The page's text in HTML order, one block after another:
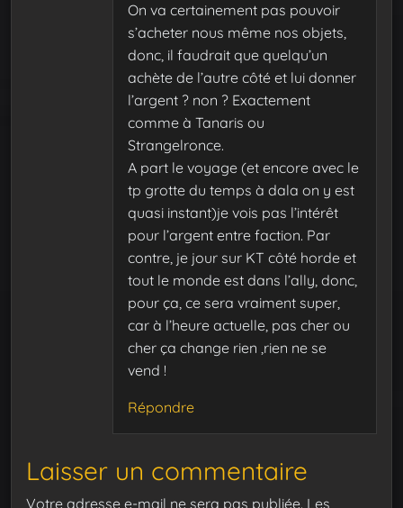
On va certainement pas pouvoir
s’acheter nous même nos objets,
donc, il faudrait que quelqu’un
achète de l’autre côté et lui donner
l’argent ? non ? Exactement
comme à Tanaris ou
Strangelronce.
A part le voyage (et encore avec le
tp grotte du temps à dala on y est
quasi instant)je vois pas l’intérêt
pour l’argent entre faction. Par
contre, je jour sur KT côté horde et
tout le monde est dans l’ally, donc,
pour ça, ce sera vraiment super,
car à l’heure actuelle, pas cher ou
cher ça change rien ,rien ne se
vend !
Répondre
Laisser un commentaire
Votre adresse e-mail ne sera pas publiée. Les